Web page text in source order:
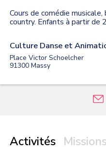
Cours de comédie
country. Enfants à partir de
Culture Danse et
Place Victor Schoelcher
91300 Massy
Activités Missions